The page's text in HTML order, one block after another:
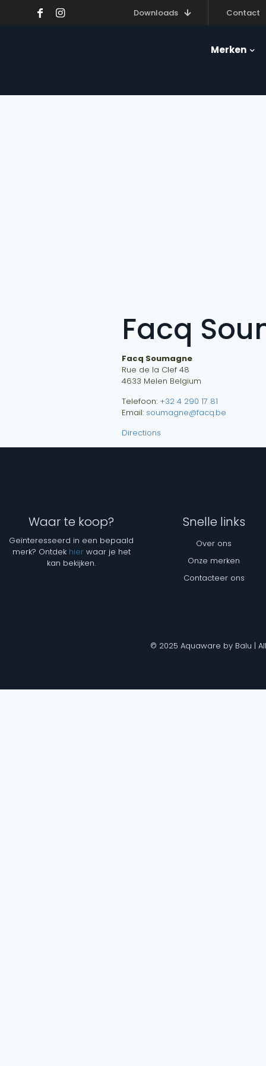
Downloads Contact
Merken
Facq
Facq Soumagne
Rue de la Clef 48
4633 Melen Belgium
Telefoon: +32 4 290 17 81
Email: soumagne@facq.be
Directions
Waar te koop?
Geïnteresseerd in een bepaald
merk? Ontdek hierwaar je het
kan bekijken.
Snelle links
Over ons
Onze merken
Contacteer ons
© 2025 Aquaware by Balu |